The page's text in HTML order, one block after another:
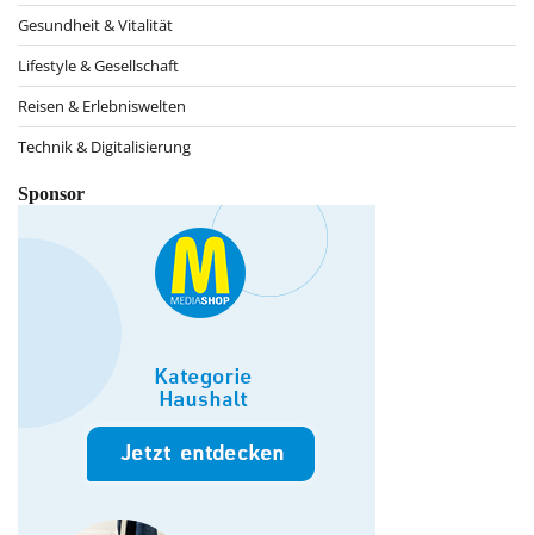
Gesundheit & Vitalität
Lifestyle & Gesellschaft
Reisen & Erlebniswelten
Technik & Digitalisierung
Sponsor